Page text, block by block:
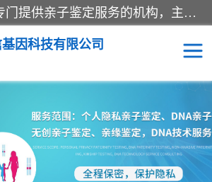
华信基因是一家专门提供亲子鉴定服务的机构，主要业务：济南亲子鉴定、临沂亲子鉴定、菏泽亲子鉴定、淄博亲子鉴定、青岛亲子鉴定、日照亲子鉴定、临朐亲子鉴定、寿光亲子鉴定等，联合广州、上海、北京、深圳、杭州、武汉、成都、合肥、贵阳、沈阳等地区有法医物证鉴定机构及基因检测公司，为国内外客户提供便捷的DNA鉴定服务。
因科技有限公司
DNA亲子鉴定
无创亲子鉴定